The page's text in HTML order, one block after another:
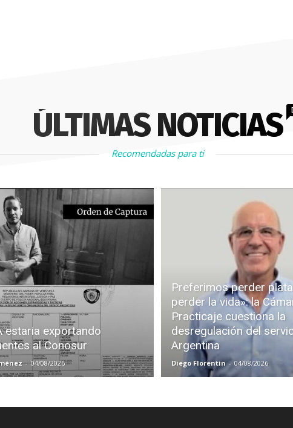
ÚLTIMAS NOTICIAS
Recomendadas para ti
estaria exportando
al Conosur
- 04/08/2026
Preferimos perder
perder la vida»: la
Practicaje cuestiona la
desregulación del
Argentina
Diego Florentin - 04/08/2026